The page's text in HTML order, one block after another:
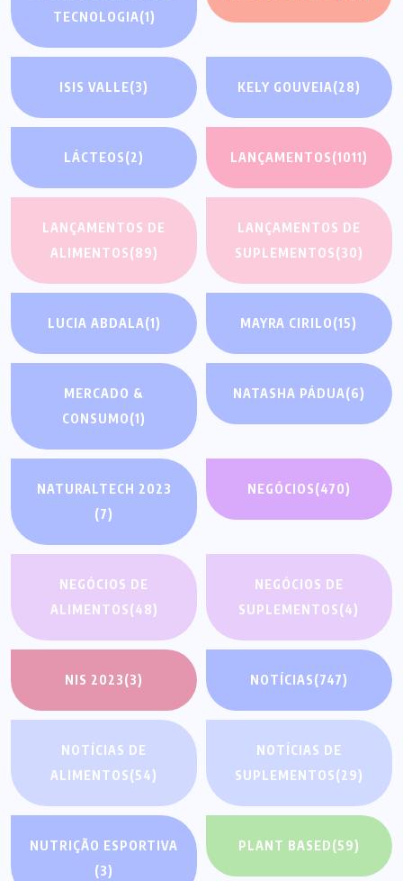
TECNOLOGIA(1)
ISIS VALLE(3) KELY GOUVEIA(28)
LÁCTEOS(2) LANÇAMENTOS(1011)
LANÇAMENTOS DE
ALIMENTOS(89)
LANÇAMENTOS DE
SUPLEMENTOS(30)
LUCIA ABDALA(1) MAYRA CIRILO(15)
MERCADO &
CONSUMO(1)
NATASHA PÁDUA(6)
NATURALTECH 2023
(7)
NEGÓCIOS(470)
NEGÓCIOS DE
ALIMENTOS(48)
NEGÓCIOS DE
SUPLEMENTOS(4)
NIS 2023(3) NOTÍCIAS(747)
NOTÍCIAS DE
ALIMENTOS(54)
NOTÍCIAS DE
SUPLEMENTOS(29)
NUTRIÇÃO ESPORTIVA
(3)
PLANT BASED(59)